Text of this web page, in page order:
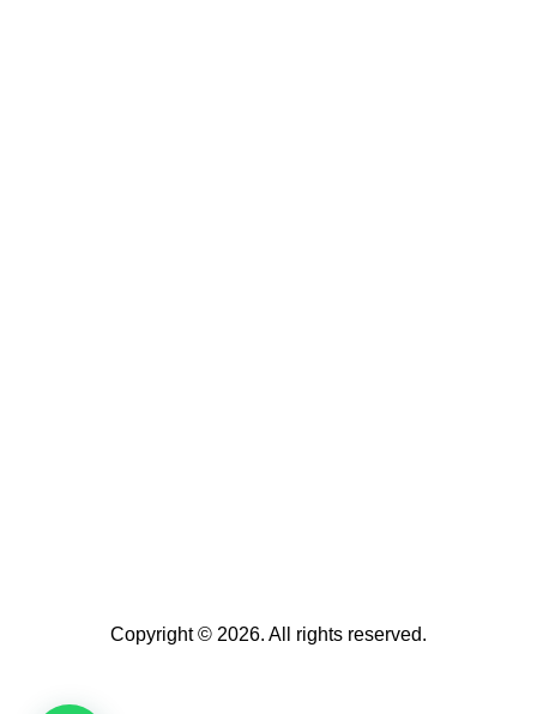
Copyright © 2026. All rights reserved.